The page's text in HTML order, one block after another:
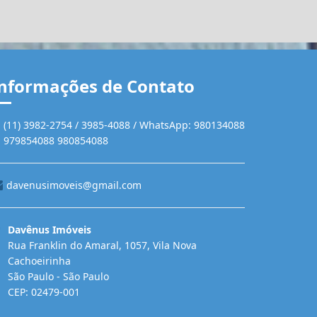
de Contato
(11) 3982-2754 / 3985-4088 / WhatsApp: 980134088
979854088 980854088
davenusimoveis@gmail.com
Davênus Imóveis
Rua Franklin do Amaral, 1057, Vila Nova
Cachoeirinha
São Paulo - São Paulo
CEP: 02479-001